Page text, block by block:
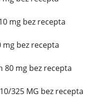
mg bez recepta
mg bez recepta
80 mg bez recepta
325 MG bez recepta